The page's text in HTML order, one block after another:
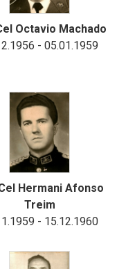
Octavio Machado
- 05.01.1959
Hermani Afonso
Treim
- 15.12.1960